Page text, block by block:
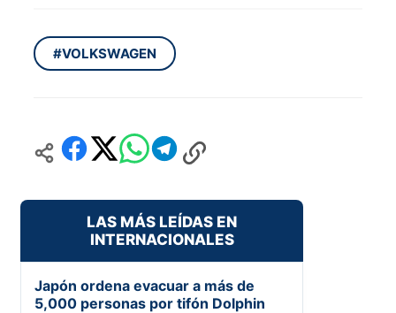
#VOLKSWAGEN
LAS MÁS LEÍDAS EN
INTERNACIONALES
Japón ordena evacuar a más de
5,000 personas por tifón Dolphin